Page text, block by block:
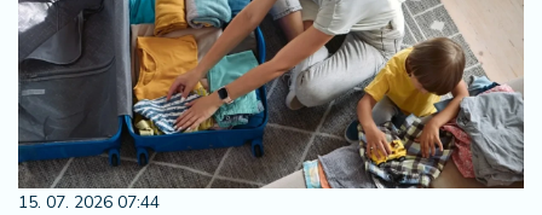
15. 07. 2026 07:44